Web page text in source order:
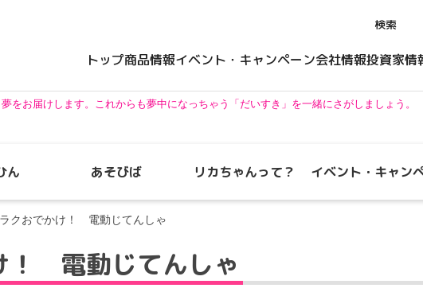
検索
トップ商品情報イベント・キャンペーン会社情報投資家情
をお届けします。 これからも夢中になっちゃう「だいすき」を一緒にさがしましょう。
ん あそびば リカちゃんって？ イベント・ キャン
クおでかけ！ 電動じてんしゃ
！ 電動じてんしゃ